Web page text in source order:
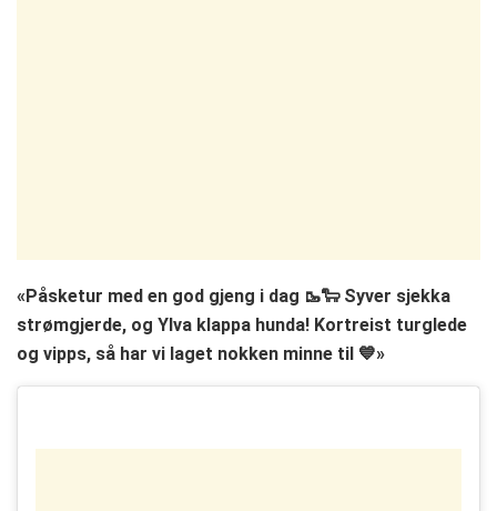
«Påsketur med en god gjeng i dag 🥾🐑 Syver sjekka
strømgjerde, og Ylva klappa hunda! Kortreist turglede
og vipps, så har vi laget nokken minne til 💙»